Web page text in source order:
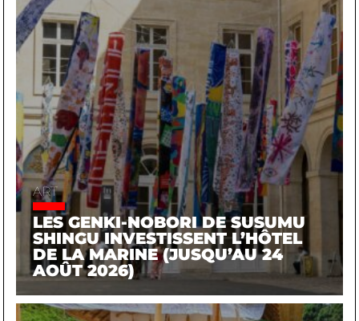
ART
LES GENKI-NOBORI DE SUSUMU
SHINGU INVESTISSENT L’HÔTEL
DE LA MARINE (JUSQU’AU 24
AOÛT 2026)